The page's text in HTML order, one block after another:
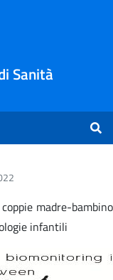
Sanità
madre-bambino
infantili